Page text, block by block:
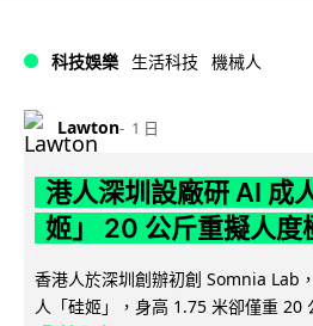
科技娛樂 生活科技 機械人
Lawton 1 日
港人深圳設廠研 AI 成
姬」 20 公斤重擬人度
香港人於深圳創辦初創 Somnia Lab
人「硅姬」，身高 1.75 米卻僅重 20